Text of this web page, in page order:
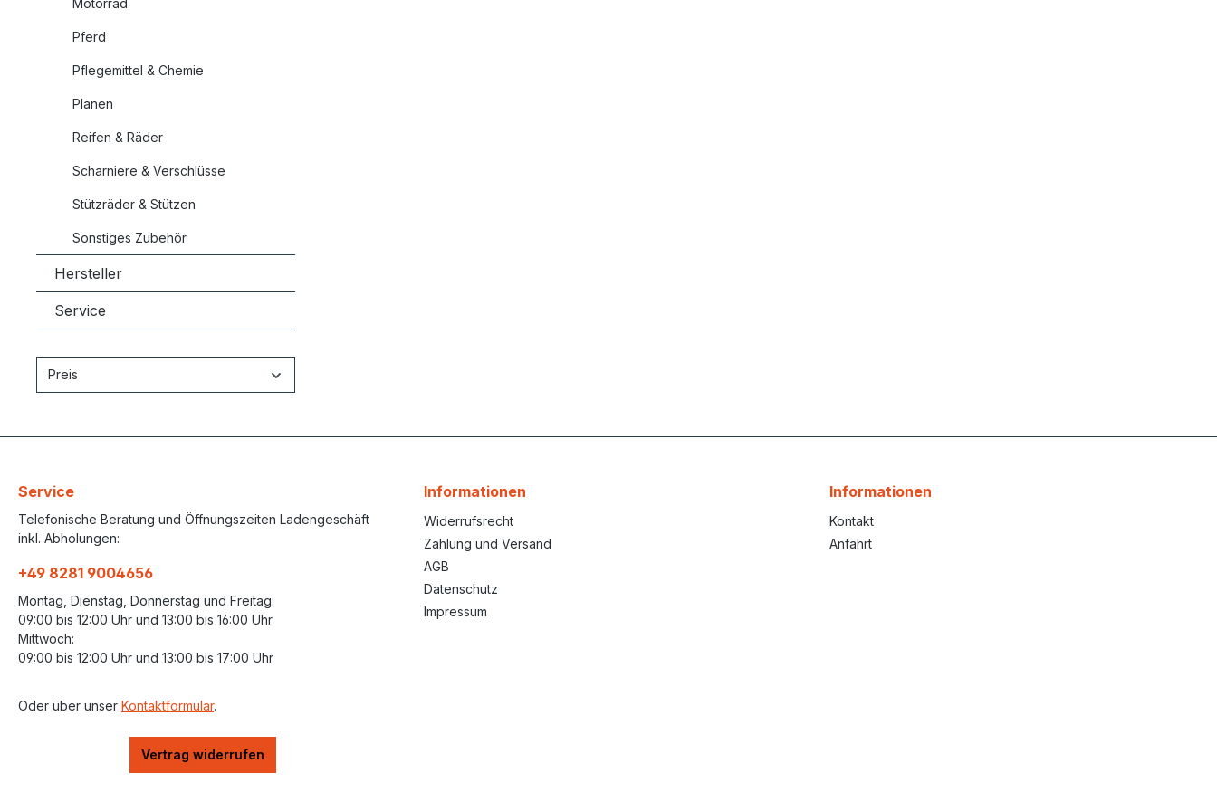
Motorrad
Pferd
Pflegemittel & Chemie
Planen
Reifen & Räder
Scharniere & Verschlüsse
Stützräder & Stützen
Sonstiges Zubehör
Hersteller
Service
Preis
Service
Telefonische Beratung und Öffnungszeiten Ladengeschäft
inkl. Abholungen:
+49 8281 9004656
Montag, Dienstag, Donnerstag und Freitag:
09:00 bis 12:00 Uhr und 13:00 bis 16:00 Uhr
Mittwoch:
09:00 bis 12:00 Uhr und 13:00 bis 17:00 Uhr
Oder über unser Kontaktformular.
Vertrag widerrufen
Informationen
Widerrufsrecht
Zahlung und Versand
AGB
Datenschutz
Impressum
Informationen
Kontakt
Anfahrt